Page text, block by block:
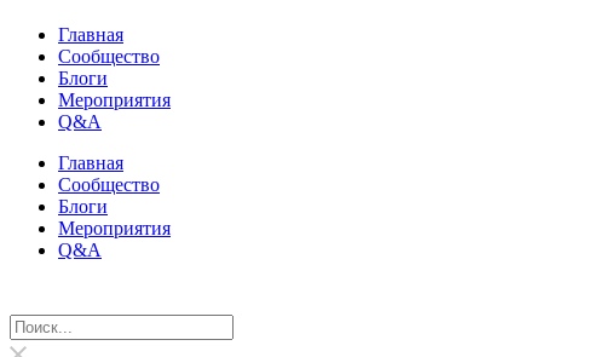
Главная
Сообщество
Блоги
Мероприятия
Q&A
Главная
Сообщество
Блоги
Мероприятия
Q&A